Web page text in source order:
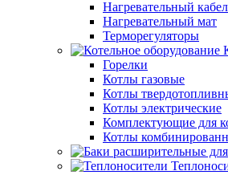
Нагревательный
Нагревательный мат
Терморегуляторы
Горелки
Котлы газовые
Котлы
Котлы электрические
Комплектующие для
Котлы